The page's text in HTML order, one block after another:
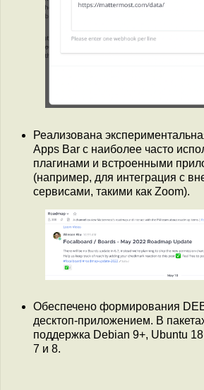
Реализована
Apps Bar с наиболее часто
плагинами и встроенными
(например, для интеграция с
сервисами, такими как Zoom).
Обеспечено формирования
десктоп-приложением. В
поддержка Debian 9+, Ubuntu
7 и 8.